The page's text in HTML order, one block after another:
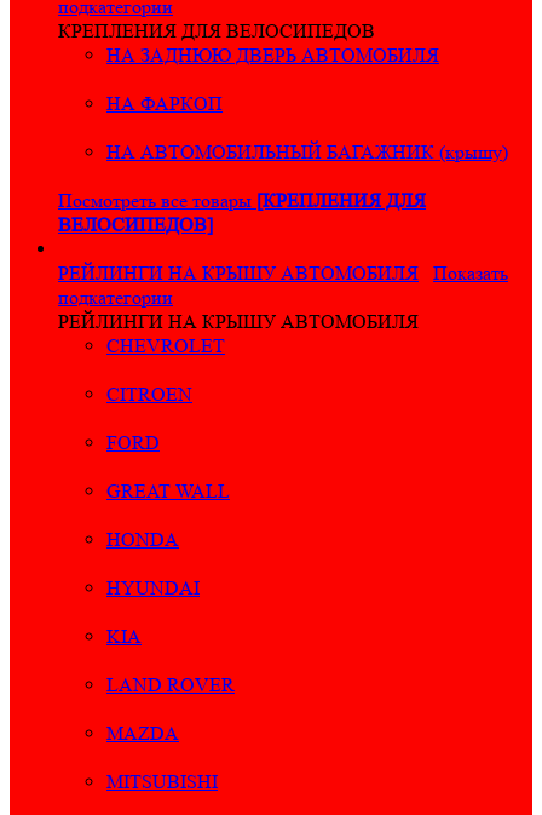
подкатегории
КРЕПЛЕНИЯ ДЛЯ ВЕЛОСИПЕДОВ
НА ЗАДНЮЮ ДВЕРЬ АВТОМОБИЛЯ
НА ФАРКОП
НА АВТОМОБИЛЬНЫЙ БАГАЖНИК (крышу)
Посмотреть все товары [КРЕПЛЕНИЯ ДЛЯ
ВЕЛОСИПЕДОВ]
РЕЙЛИНГИ НА КРЫШУ АВТОМОБИЛЯ
Показать
подкатегории
РЕЙЛИНГИ НА КРЫШУ АВТОМОБИЛЯ
CHEVROLET
CITROEN
FORD
GREAT WALL
HONDA
HYUNDAI
KIA
LAND ROVER
MAZDA
MITSUBISHI